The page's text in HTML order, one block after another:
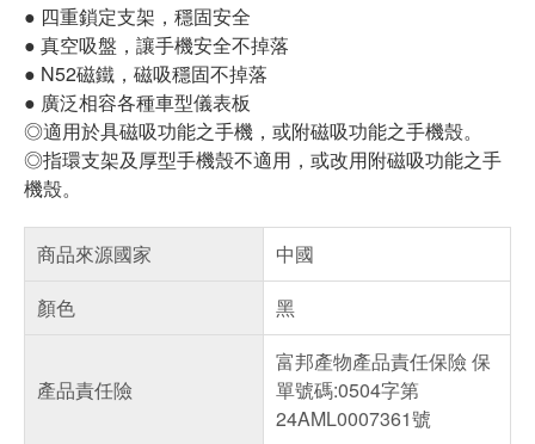
● 四重鎖定支架，穩固安全
● 真空吸盤，讓手機安全不掉落
● N52磁鐵，磁吸穩固不掉落
● 廣泛相容各種車型儀表板
◎適用於具磁吸功能之手機，或附磁吸功能之手機殼。
◎指環支架及厚型手機殼不適用，或改用附磁吸功能之手
機殼。
商品來源國家
中國
顏色
黑
產品責任險
富邦產物產品責任保險 保
單號碼:0504字第
24AML0007361號